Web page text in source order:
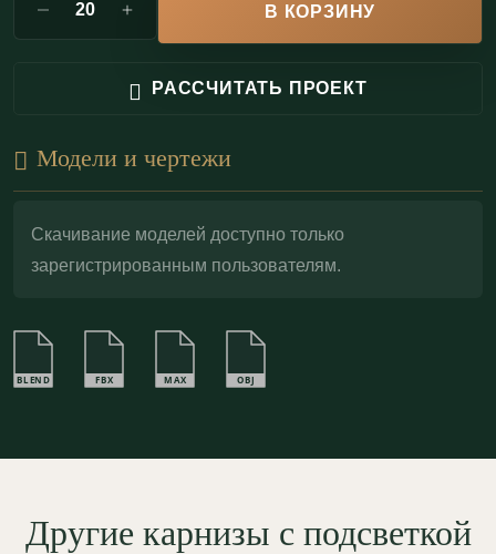
Профильный гипсовый карниз с подсветкой
последующей шпаклевкой стыков и окраской в цвет
«архитектурная» линия с чистым световым
интерьер и делает подсветку частью дизайна.
В КОРЗИНУ
РАССЧИТАТЬ ПРОЕКТ
Модели и чертежи
Скачивание моделей доступно только
зарегистрированным пользователям.
BLEND FBX MAX OBJ
Другие карнизы с подсветкой